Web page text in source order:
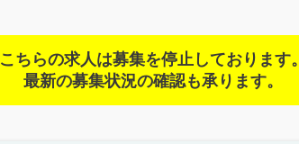
こちらの求人は募集を停止しております。
最新の募集状況の確認も承ります。